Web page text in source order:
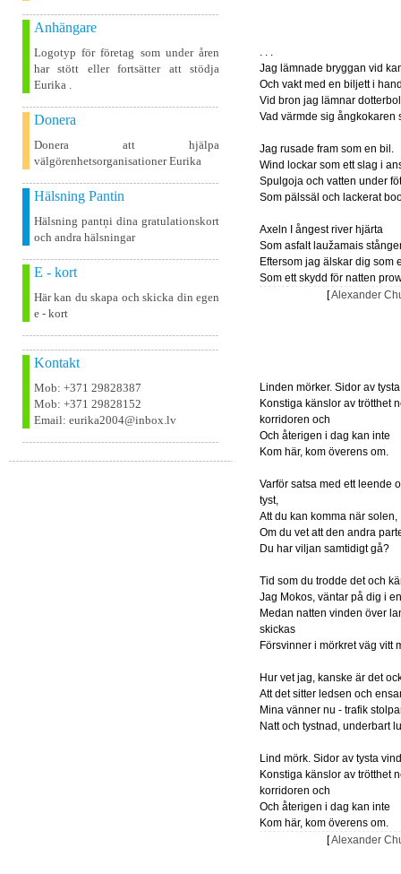
Anhängare
Logotyp för företag som under åren
har stött eller fortsätter att stödja
Eurika .
Donera
Donera att hjälpa
välgörenhetsorganisationer Eurika
Hälsning Pantin
Hälsning pantņi dina gratulationskort
och andra hälsningar
E - kort
Här kan du skapa och skicka din egen
e - kort
Kontakt
Mob: +371 29828387
Mob: +371 29828152
Email: eurika2004@inbox.lv
. . .
Jag lämnade bryggan vid
Och vakt med en biljett i
Vid bron jag lämnar
Vad värmde sig ångkokaren
Jag rusade fram som en bil.
Wind lockar som ett slag i
Spulgoja och vatten under
Som pälssäl och lackerat
Axeln I ångest river hjärta
Som asfalt laužamais
Eftersom jag älskar dig som
Som ett skydd för natten
[Alexander
Linden mörker. Sidor av
Konstiga känslor av trötthet
korridoren och
Och återigen i dag kan inte
Kom här, kom överens om.
Varför satsa med ett leende
tyst,
Att du kan komma när solen,
Om du vet att den andra
Du har viljan samtidigt gå?
Tid som du trodde det och
Jag Mokos, väntar på dig i
Medan natten vinden över
skickas
Försvinner i mörkret väg vitt
Hur vet jag, kanske är det
Att det sitter ledsen och
Mina vänner nu - trafik
Natt och tystnad, underbart
Lind mörk. Sidor av tysta
Konstiga känslor av trötthet
korridoren och
Och återigen i dag kan inte
Kom här, kom överens om.
[Alexander